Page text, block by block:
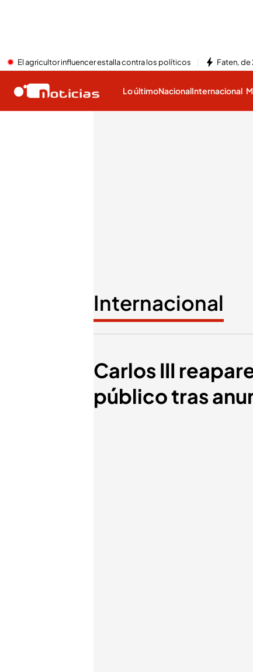
El agricultor influencer estalla contra los políticos Faten, de
Lo últimoNacionalInternacional
Internacional
Carlos III
público tras